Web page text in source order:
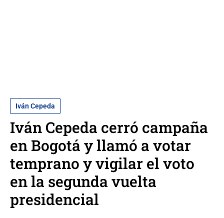
Iván Cepeda
Iván Cepeda cerró campaña
en Bogotá y llamó a votar
temprano y vigilar el voto
en la segunda vuelta
presidencial